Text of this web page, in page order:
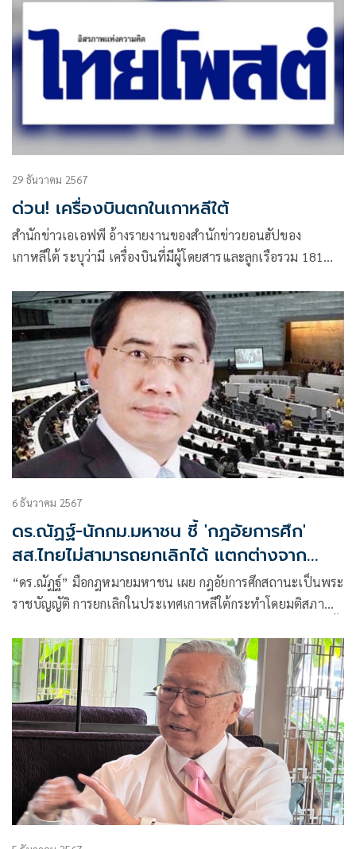
29 ธันวาคม 2567
ด่วน! เครื่องบินตกในเกาหลีใต้
สำนักข่าวเอเอฟพี อ้างรายงานของสำนักข่าวยอนฮัปของ
เกาหลีใต้ ระบุว่ามี เครื่องบินที่มีผู้โดยสารและลูกเรือรวม 181
6 ธันวาคม 2567
ดร.ณัฏฐ์-นักกม.มหาชน ชี้ 'กฎอัยการศึก'
สส.ไทยไม่สามารถยกเลิกได้ แตกต่างจาก
เกาหลีใต้
“ดร.ณัฏฐ์” มือกฎหมายมหาชน เผย กฎอัยการศึกสถานะเป็นพระ
ราชบัญญัติ การยกเลิกในประเทศเกาหลีใต้กระทำโดยมติสภา
ยกเลิกได้